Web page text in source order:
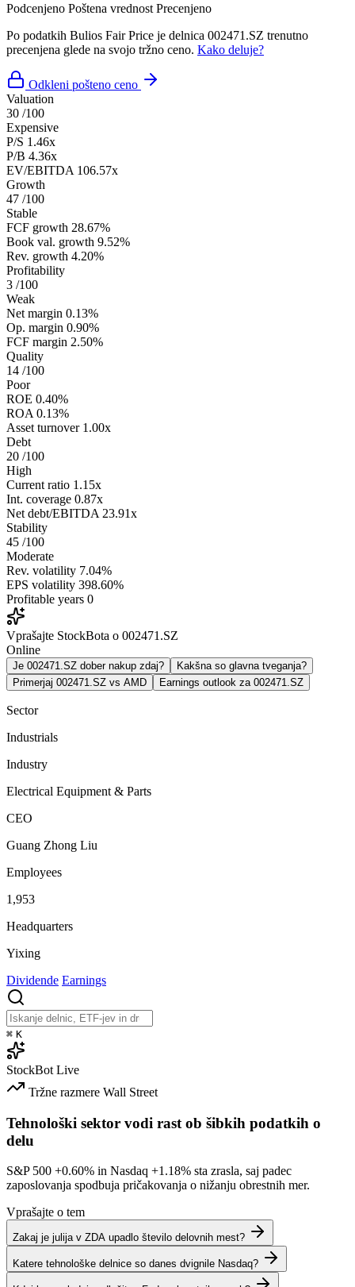
Podcenjeno Poštena vrednost Precenjeno
Po podatkih Bulios Fair Price je delnica 002471.SZ trenutno
precenjena glede na svojo tržno ceno. Kako deluje?
Odkleni pošteno ceno
Valuation
30 /100
Expensive
P/S 1.46x
P/B 4.36x
EV/EBITDA 106.57x
Growth
47 /100
Stable
FCF growth 28.67%
Book val. growth 9.52%
Rev. growth 4.20%
Profitability
3 /100
Weak
Net margin 0.13%
Op. margin 0.90%
FCF margin 2.50%
Quality
14 /100
Poor
ROE 0.40%
ROA 0.13%
Asset turnover 1.00x
Debt
20 /100
High
Current ratio 1.15x
Int. coverage 0.87x
Net debt/EBITDA 23.91x
Stability
45 /100
Moderate
Rev. volatility 7.04%
EPS volatility 398.60%
Profitable years 0
Vprašajte StockBota o 002471.SZ
Online
Je 002471.SZ dober nakup zdaj?
Kakšna so glavna tveganja?
Primerjaj 002471.SZ vs AMD
Earnings outlook za 002471.SZ
Sector
Industrials
Industry
Electrical Equipment & Parts
CEO
Guang Zhong Liu
Employees
1,953
Headquarters
Yixing
Dividende Earnings
⌘ K
StockBot Live
Tržne razmere Wall Street
Tehnološki sektor vodi rast ob šibkih podatkih o
delu
S&P 500 +0.60% in Nasdaq +1.18% sta zrasla, saj padec
zaposlovanja spodbuja pričakovanja o nižanju obrestnih mer.
Vprašajte o tem
Zakaj je julija v ZDA upadlo število delovnih mest?
Katere tehnološke delnice so danes dvignile Nasdaq?